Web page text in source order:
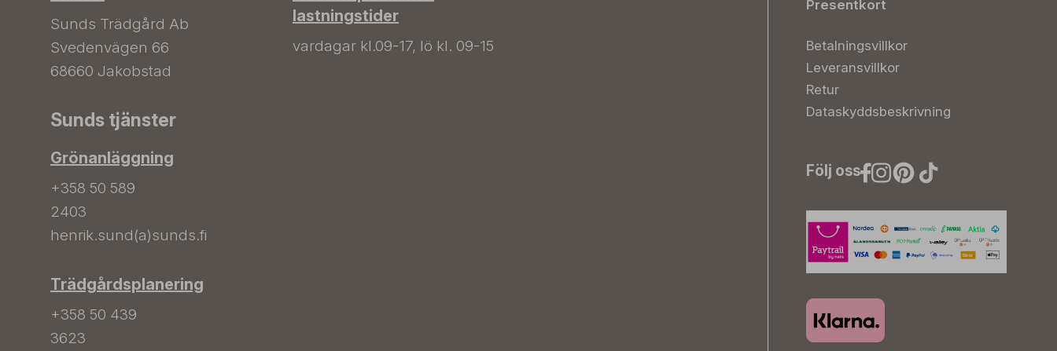
Sunds Trädgård Ab
Svedenvägen 66
68660 Jakobstad
lastningstider
vardagar kl.09-17, lö kl. 09-15
Sunds tjänster
Grönanläggning
+358 50 589
2403
henrik.sund(a)sunds.fi
Trädgårdsplanering
+358 50 439
3623
Presentkort
Betalningsvillkor
Leveransvillkor
Retur
Dataskyddsbeskrivning
Följ oss